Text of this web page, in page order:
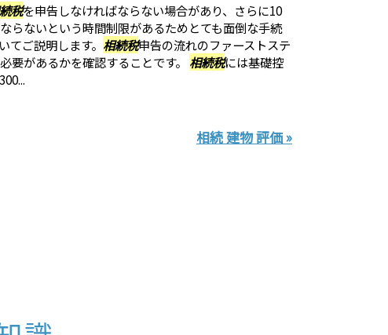
税を申告しなければならない場合があり、さらに10
らないという時間制限があるためとても面倒な手続
てご説明します。 相続税申告の流れのファーストステ
要があるかを確認することです。 相続税には基礎控
相続 建物 評価 »